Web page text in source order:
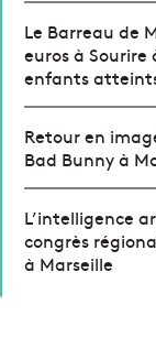
Le Barreau de
euros à Sourire
enfants
Retour en
Bad Bunny à
L’intelligence
congrès
à Marseille